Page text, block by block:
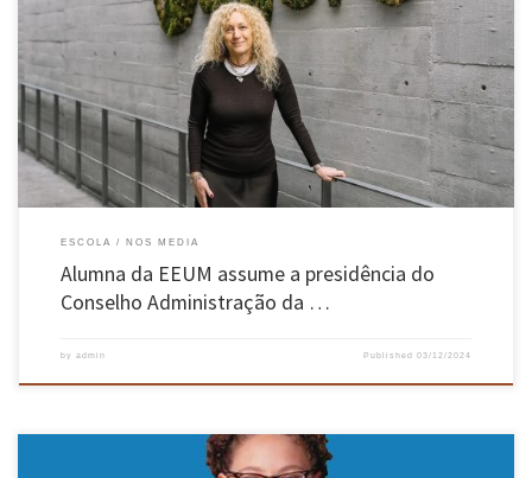
Alexandra Roeger, licenciada em Engenharia Biológica pela Escola de Engenharia da
UMinho, com doutoramento em Ciências da Administração, assumiu recentemente a
presidência do Conselho de Administração da AGERE – Empresa de Águas, Efluentes e
Resíduos de Braga, sucedendo a Rui Morais. A nova líder, que é natural de Braga, apresenta
[…]
ESCOLA NOS MEDIA
Alumna da EEUM assume a presidência do
Conselho Administração da …
by admin Published03/12/2024